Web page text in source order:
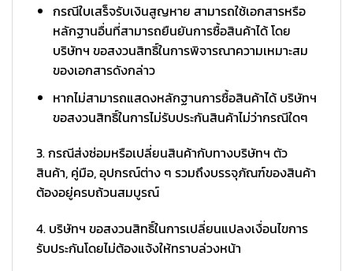
กรณีใบเสร็จรับเงินสูญหาย สามารถใช้เอกสารหรือ
หลักฐานอื่นที่สามารถยืนยันการซื้อสินค้าได้ โดย
บริษัทฯ ขอสงวนสิทธิ์ในการพิจารณาความเหมาะสม
ของเอกสารดังกล่าว
หากไม่สามารถแสดงหลักฐานการซื้อสินค้าได้ บริษัทฯ
ขอสงวนสิทธิ์ในการไม่รับประกันสินค้าไม่ว่ากรณีใดๆ
3. กรณีส่งซ่อมหรือเปลี่ยนสินค้ากับทางบริษัทฯ ตัว
สินค้า, คู่มือ, อุปกรณ์ต่าง ๆ รวมถึงบรรจุภัณฑ์ของสินค้า
ต้องอยู่ครบถ้วนสมบูรณ์
4. บริษัทฯ ขอสงวนสิทธิ์ในการเปลี่ยนแปลงเงื่อนไขการ
รับประกันโดยไม่ต้องแจ้งให้ทราบล่วงหน้า